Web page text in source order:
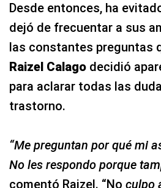
Desde entonces, ha
dejó de frecuentar a sus
las constantes preguntas
Raizel Calago decidió
para aclarar todas las
trastorno.
“Me preguntan por qué mi
No les respondo porque
comentó Raizel. “No culpo